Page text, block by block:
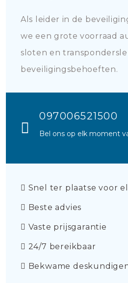
Als leider in de
we een grote voorraad
sloten en
beveiligingsbehoeften.
097006521500
Bel ons op elk moment
Snel ter plaatse voor
Beste advies
Vaste prijsgarantie
24/7 bereikbaar
Bekwame